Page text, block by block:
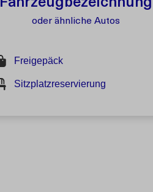
Fahrzeugbezeichnung
oder ähnliche Autos
Freigepäck
Sitzplatzreservierung